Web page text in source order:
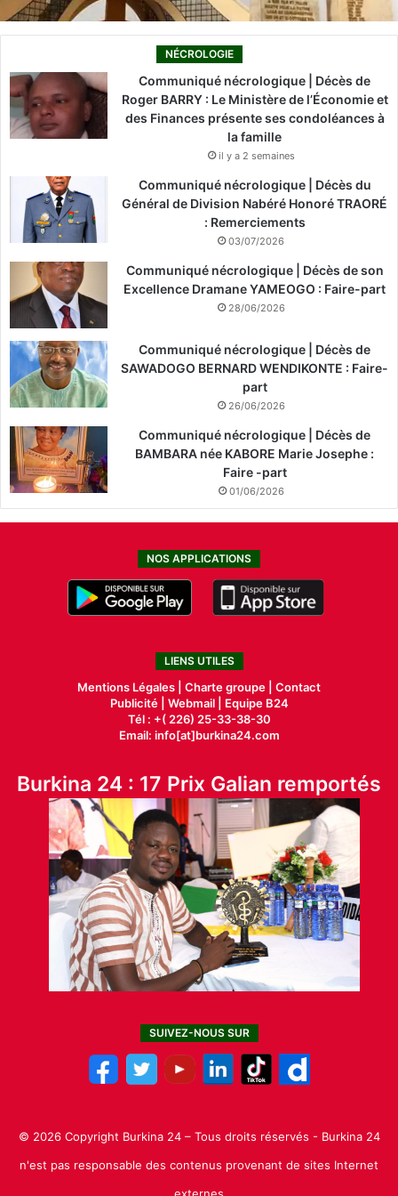
NÉCROLOGIE
Communiqué nécrologique | Décès de
Roger BARRY : Le Ministère de l’Économie et
des Finances présente ses condoléances à
la famille
il y a 2 semaines
Communiqué nécrologique | Décès du
Général de Division Nabéré Honoré TRAORÉ
: Remerciements
03/07/2026
Communiqué nécrologique | Décès de son
Excellence Dramane YAMEOGO : Faire-part
28/06/2026
Communiqué nécrologique | Décès de
SAWADOGO BERNARD WENDIKONTE : Faire-
part
26/06/2026
Communiqué nécrologique | Décès de
BAMBARA née KABORE Marie Josephe :
Faire -part
01/06/2026
NOS APPLICATIONS
LIENS UTILES
Mentions Légales | Charte groupe | Contact
Publicité| Webmail |
Equipe B24
Tél : +( 226) 25-33-38-30
Email: info[at]burkina24.com
Burkina 24 : 17 Prix Galian remportés
SUIVEZ-NOUS SUR
© 2026 Copyright Burkina 24 – Tous droits réservés - Burkina 24
n'est pas responsable des contenus provenant de sites Internet